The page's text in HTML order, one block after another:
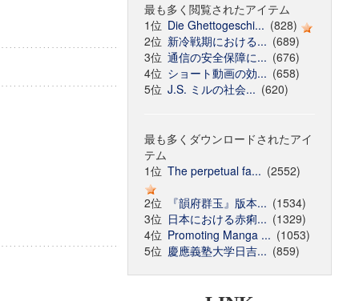
最も多く閲覧されたアイテム
1位 Die Ghettogeschi... (828)
2位 新冷戦期における... (689)
3位 通信の安全保障に... (676)
4位 ショート動画の効... (658)
5位 J.S. ミルの社会... (620)
最も多くダウンロードされたアイ
テム
1位 The perpetual fa... (2552)
2位
『韻府群玉』版本... (1534)
3位 日本における赤痢... (1329)
4位 Promoting Manga ... (1053)
5位 慶應義塾大学日吉... (859)